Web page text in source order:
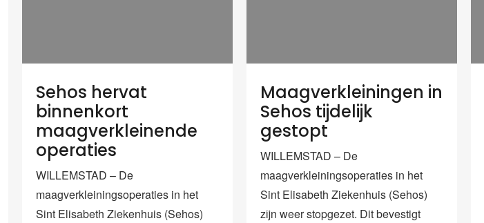
Sehos hervat
binnenkort
maagverkleinende
operaties
WILLEMSTAD – De
maagverkleiningsoperaties in het
Sint Elisabeth Ziekenhuis (Sehos)
Maagverkleiningen in
Sehos tijdelijk
gestopt
WILLEMSTAD – De
maagverkleiningsoperaties in het
Sint Elisabeth Ziekenhuis (Sehos)
zijn weer stopgezet. Dit bevestigt